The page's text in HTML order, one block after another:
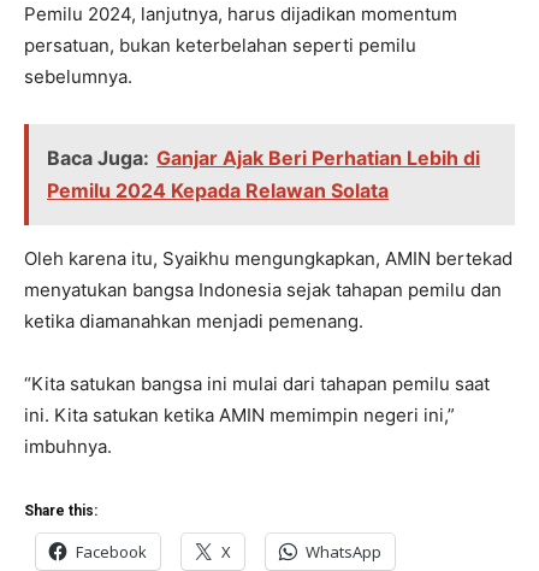
Pemilu 2024, lanjutnya, harus dijadikan momentum
persatuan, bukan keterbelahan seperti pemilu
sebelumnya.
Baca Juga: Ganjar Ajak Beri Perhatian Lebih di
Pemilu 2024 Kepada Relawan Solata
Oleh karena itu, Syaikhu mengungkapkan, AMIN bertekad
menyatukan bangsa Indonesia sejak tahapan pemilu dan
ketika diamanahkan menjadi pemenang.
“Kita satukan bangsa ini mulai dari tahapan pemilu saat
ini. Kita satukan ketika AMIN memimpin negeri ini,”
imbuhnya.
Share this:
Facebook X WhatsApp